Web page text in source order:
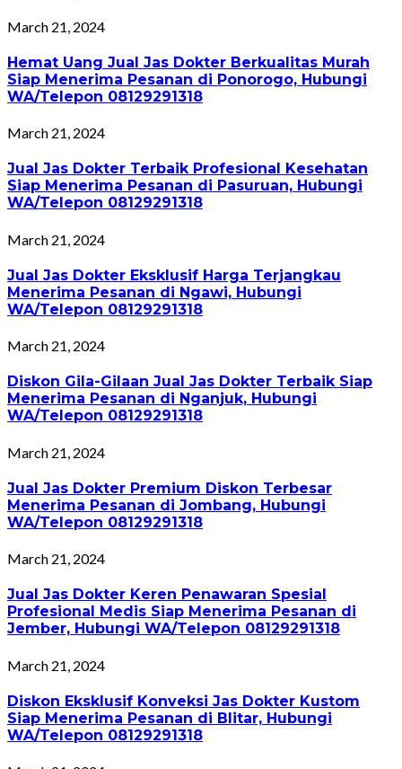
March 21, 2024
Hemat Uang Jual Jas Dokter Berkualitas Murah
Siap Menerima Pesanan di Ponorogo, Hubungi
WA/Telepon 08129291318
March 21, 2024
Jual Jas Dokter Terbaik Profesional Kesehatan
Siap Menerima Pesanan di Pasuruan, Hubungi
WA/Telepon 08129291318
March 21, 2024
Jual Jas Dokter Eksklusif Harga Terjangkau
Menerima Pesanan di Ngawi, Hubungi
WA/Telepon 08129291318
March 21, 2024
Diskon Gila-Gilaan Jual Jas Dokter Terbaik Siap
Menerima Pesanan di Nganjuk, Hubungi
WA/Telepon 08129291318
March 21, 2024
Jual Jas Dokter Premium Diskon Terbesar
Menerima Pesanan di Jombang, Hubungi
WA/Telepon 08129291318
March 21, 2024
Jual Jas Dokter Keren Penawaran Spesial
Profesional Medis Siap Menerima Pesanan di
Jember, Hubungi WA/Telepon 08129291318
March 21, 2024
Diskon Eksklusif Konveksi Jas Dokter Kustom
Siap Menerima Pesanan di Blitar, Hubungi
WA/Telepon 08129291318